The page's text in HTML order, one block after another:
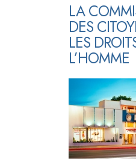
LA
DES
LES
L’HOMME